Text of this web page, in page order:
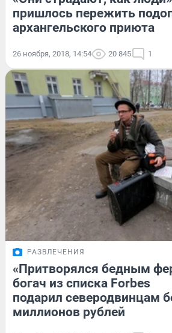
пришлось пережить
архангельского приюта
26 ноября, 2018, 14:54 20 845 1
РАЗВЛЕЧЕНИЯ
«Притворялся бедным
богач из списка Forbes
подарил северодвинцам
миллионов рублей